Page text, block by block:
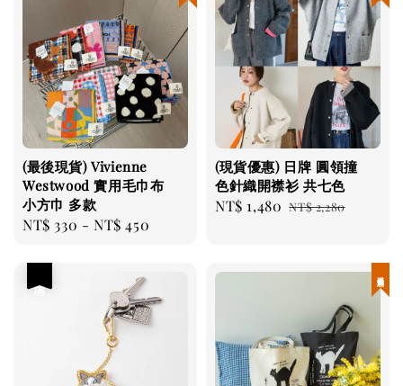
(最後現貨) Vivienne
Westwood 實用毛巾布
小方巾 多款
Regular
NT$ 330 -NT$ 450
(現貨優惠) 日牌 圓領撞
色針織開襟衫 共七色
Sale
NT$ 1,480 Regular
NT$ 2,280